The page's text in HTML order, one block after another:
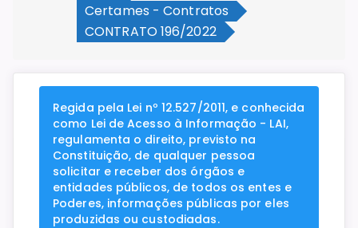
Certames - Contratos
CONTRATO 196/2022
Regida pela Lei nº 12.527/2011, e conhecida
como Lei de Acesso à Informação - LAI,
regulamenta o direito, previsto na
Constituição, de qualquer pessoa
solicitar e receber dos órgãos e
entidades públicos, de todos os entes e
Poderes, informações públicas por eles
produzidas ou custodiadas.